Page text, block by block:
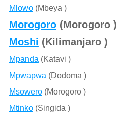
Mlowo(Mbeya )
Morogoro(Morogoro )
Moshi (Kilimanjaro )
Mpanda (Katavi )
Mpwapwa (Dodoma )
Msowero(Morogoro )
Mtinko(Singida )